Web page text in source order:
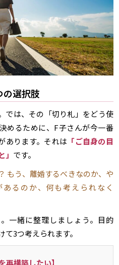
の選択肢
では、その「切り札」をどう使
めるために、F子さんが今一番
あります。それは 「ご自身の目
です。
もう、離婚するべきなのか、や
あるのか、何も考えられなく
一緒に整理しましょう。目的
て3つ考えられます。
再構築したい】